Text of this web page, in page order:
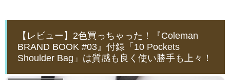
【レビュー】2色買っちゃった！『Coleman
BRAND BOOK #03』付録「10 Pockets
Shoulder Bag」は質感も良く使い勝手も上々！